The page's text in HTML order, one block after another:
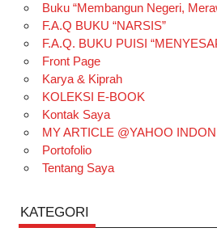
Buku “Membangun Negeri,
F.A.Q BUKU “NARSIS”
F.A.Q. BUKU PUISI
Front Page
Karya & Kiprah
KOLEKSI E-BOOK
Kontak Saya
MY ARTICLE @YAHOO
Portofolio
Tentang Saya
KATEGORI